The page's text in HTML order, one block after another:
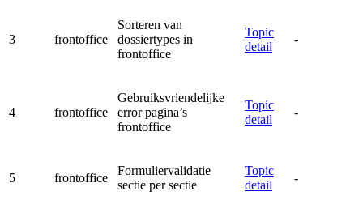
3 frontoffice
Sorteren van
dossiertypes in
frontoffice
Topic
detail
-
4 frontoffice
Gebruiksvriendelijke
error pagina’s
frontoffice
Topic
detail
-
5 frontoffice
Formuliervalidatie
sectie per sectie
Topic
detail
-